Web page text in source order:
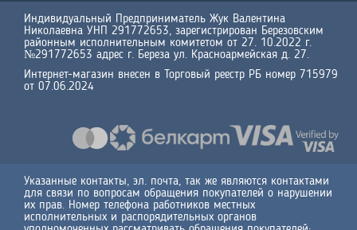
Индивидуальный Предприниматель Жук Валентина
Николаевна УНП 291772653, зарегистрирован Березовским
районным исполнительным комитетом от 27. 10.2022 г.
№291772653 адрес г. Береза ул. Красноармейская д. 27.
Интернет-магазин внесен в Торговый реестр РБ номер 715979
от 07.06.2024
Указанные контакты, эл. почта, так же являются контактами
для связи по вопросам обращения покупателей о нарушении
их прав. Номер телефона работников местных
исполнительных и распорядительных органов